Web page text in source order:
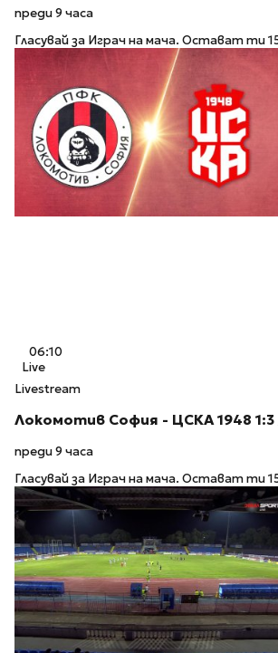
преди 9 часа
Гласувай за Играч на мача. Остават ти
06:10
Live
Livestream
Локомотив София - ЦСКА 1948
преди 9 часа
Гласувай за Играч на мача. Остават ти